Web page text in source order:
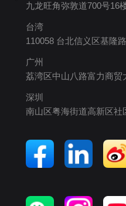
九龙旺角弥敦道700号16
台湾
110058 台北信义区基隆
广州
荔湾区中山八路富力商贸
深圳
南山区粤海街道高新区社